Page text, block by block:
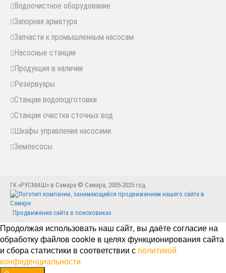
Водоочистное оборудование
Запорная арматура
Запчасти к промышленным насосам
Насосные станции
Продукция в наличии
Резервуары
Станции водоподготовки
Станции очистки сточных вод
Шкафы управления насосами
Землесосы
ГК «РУСМАШ» в Самаре © Самара, 2005-2025 год
Продвижение сайта в поисковиках
Продолжая использовать наш сайт, вы даёте согласие на
обработку файлов cookie в целях функционирования сайта
и сбора статистики в соответствии с политикой
конфиденциальности